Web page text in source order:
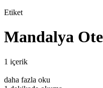
Etiket
Mandalya
1 içerik
daha fazla oku